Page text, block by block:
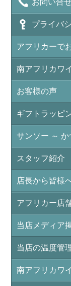
お問い合
プライバ
アフリカーで
南アフリカワ
お客様の声
ギフトラッピ
サンソー ～
スタッフ紹介
店長から皆様
アフリカー店
当店メディア
当店の温度管
南アフリカワ